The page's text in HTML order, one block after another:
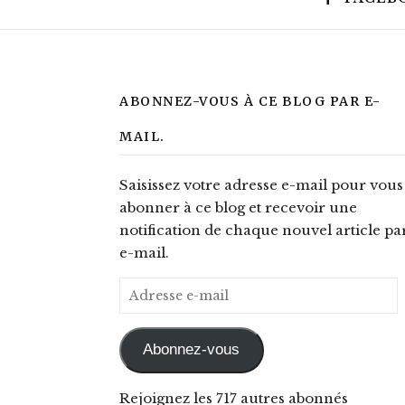
ABONNEZ-VOUS À CE BLOG PAR E-
MAIL.
Saisissez votre adresse e-mail pour vous
abonner à ce blog et recevoir une
notification de chaque nouvel article
e-mail.
Adresse e-mail
Abonnez-vous
Rejoignez les 717 autres abonnés